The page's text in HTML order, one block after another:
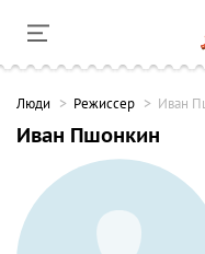
Люди Режиссер Иван
Иван Пшонкин